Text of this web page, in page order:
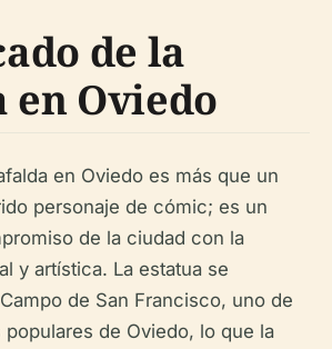
de la
en Oviedo
en Oviedo es más que un
personaje de cómic; es un
de la ciudad con la
y artística. La estatua se
de San Francisco, uno de
populares de Oviedo, lo que la